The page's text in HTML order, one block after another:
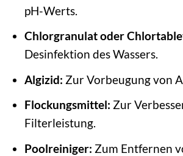
pH-Werts.
Chlorgranulat oder
Desinfektion des Wassers.
Algizid: Zur Vorbeugung von
Flockungsmittel: Zur
Filterleistung.
Poolreiniger: Zum Entfernen